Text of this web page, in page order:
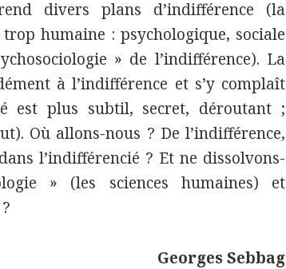
divers plans d’indifférence (la
humaine : psychologique, sociale
» de l’indifférence). La
à l’indifférence et s’y complaît
est plus subtil, secret, déroutant ;
Où allons-nous ? De l’indifférence,
l’indifférencié ? Et ne dissolvons-
» (les sciences humaines) et
Georges Sebbag